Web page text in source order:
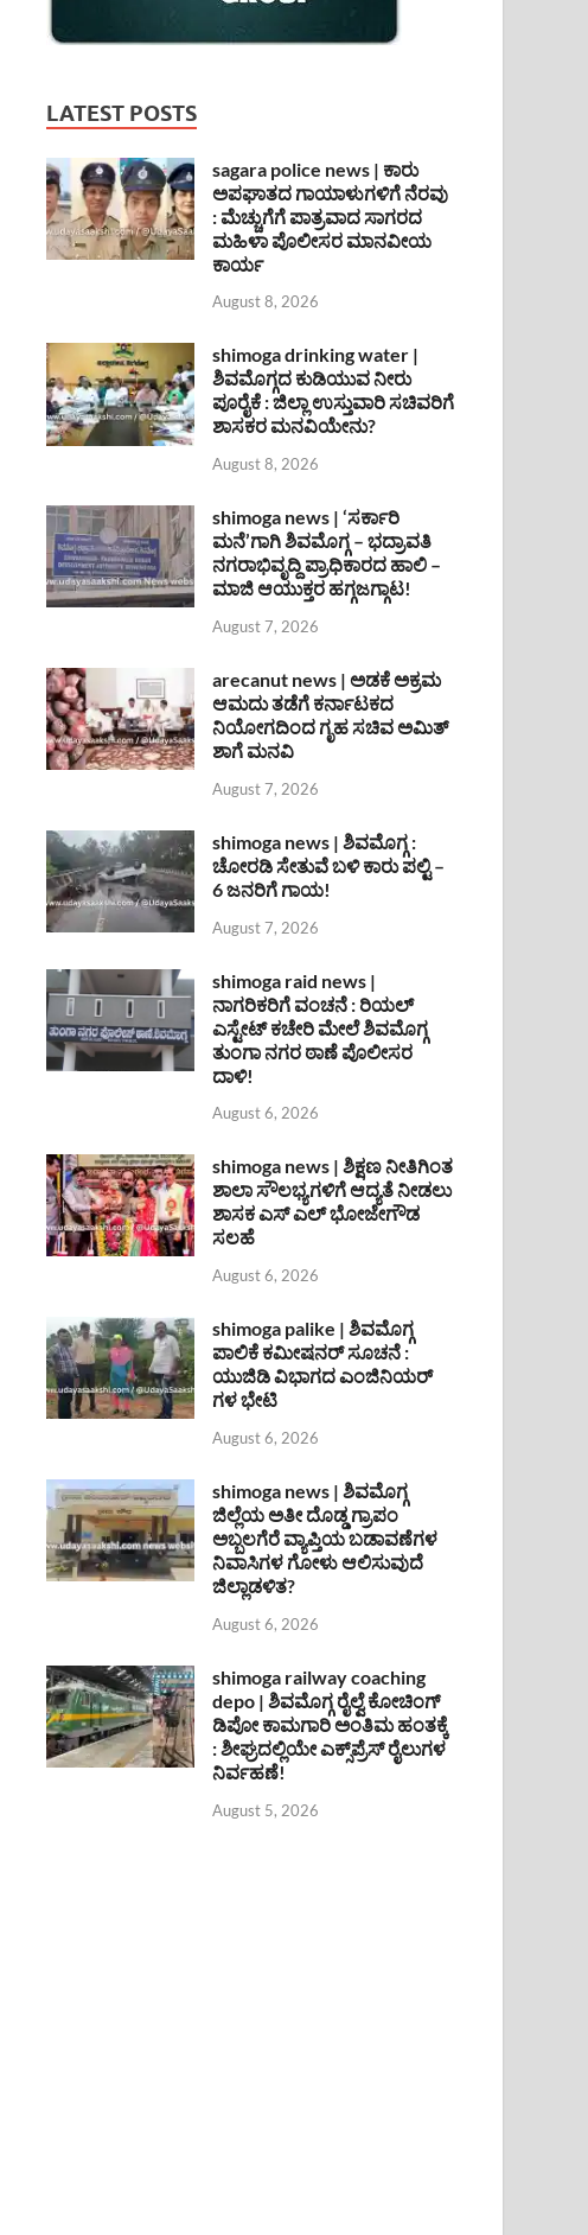
LATEST POSTS
sagara police news | ಕಾರು
ಅಪಘಾತದ ಗಾಯಾಳುಗಳಿಗೆ ನೆರವು
: ಮೆಚ್ಚುಗೆಗೆ ಪಾತ್ರವಾದ ಸಾಗರದ
ಮಹಿಳಾ ಪೊಲೀಸರ ಮಾನವೀಯ
ಕಾರ್ಯ
August 8, 2026
shimoga drinking water |
ಶಿವಮೊಗ್ಗದ ಕುಡಿಯುವ ನೀರು
ಪೂರೈಕೆ : ಜಿಲ್ಲಾ ಉಸ್ತುವಾರಿ ಸಚಿವರಿಗೆ
ಶಾಸಕರ ಮನವಿಯೇನು?
August 8, 2026
shimoga news | ‘ಸರ್ಕಾರಿ
ಮನೆ’ಗಾಗಿ ಶಿವಮೊಗ್ಗ – ಭದ್ರಾವತಿ
ನಗರಾಭಿವೃದ್ದಿ ಪ್ರಾಧಿಕಾರದ ಹಾಲಿ –
ಮಾಜಿ ಆಯುಕ್ತರ ಹಗ್ಗಜಗ್ಗಾಟ!
August 7, 2026
arecanut news | ಅಡಕೆ ಅಕ್ರಮ
ಆಮದು ತಡೆಗೆ ಕರ್ನಾಟಕದ
ನಿಯೋಗದಿಂದ ಗೃಹ ಸಚಿವ ಅಮಿತ್
ಶಾಗೆ ಮನವಿ
August 7, 2026
shimoga news | ಶಿವಮೊಗ್ಗ :
ಚೋರಡಿ ಸೇತುವೆ ಬಳಿ ಕಾರು ಪಲ್ಟಿ –
6 ಜನರಿಗೆ ಗಾಯ!
August 7, 2026
shimoga raid news |
ನಾಗರಿಕರಿಗೆ ವಂಚನೆ : ರಿಯಲ್
ಎಸ್ಟೇಟ್ ಕಚೇರಿ ಮೇಲೆ ಶಿವಮೊಗ್ಗ
ತುಂಗಾ ನಗರ ಠಾಣೆ ಪೊಲೀಸರ
ದಾಳಿ!
August 6, 2026
shimoga news | ಶಿಕ್ಷಣ ನೀತಿಗಿಂತ
ಶಾಲಾ ಸೌಲಭ್ಯಗಳಿಗೆ ಆದ್ಯತೆ ನೀಡಲು
ಶಾಸಕ ಎಸ್ ಎಲ್ ಭೋಜೇಗೌಡ
ಸಲಹೆ
August 6, 2026
shimoga palike | ಶಿವಮೊಗ್ಗ
ಪಾಲಿಕೆ ಕಮೀಷನರ್ ಸೂಚನೆ :
ಯುಜಿಡಿ ವಿಭಾಗದ ಎಂಜಿನಿಯರ್
ಗಳ ಭೇಟಿ
August 6, 2026
shimoga news | ಶಿವಮೊಗ್ಗ
ಜಿಲ್ಲೆಯ ಅತೀ ದೊಡ್ಡ ಗ್ರಾಪಂ
ಅಬ್ಬಲಗೆರೆ ವ್ಯಾಪ್ತಿಯ ಬಡಾವಣೆಗಳ
ನಿವಾಸಿಗಳ ಗೋಳು ಆಲಿಸುವುದೆ
ಜಿಲ್ಲಾಡಳಿತ?
August 6, 2026
shimoga railway coaching
depo | ಶಿವಮೊಗ್ಗ ರೈಲ್ವೆ ಕೋಚಿಂಗ್
ಡಿಪೋ ಕಾಮಗಾರಿ ಅಂತಿಮ ಹಂತಕ್ಕೆ
: ಶೀಘ್ರದಲ್ಲಿಯೇ ಎಕ್ಸ್‌ಪ್ರೆಸ್ ರೈಲುಗಳ
ನಿರ್ವಹಣೆ!
August 5, 2026